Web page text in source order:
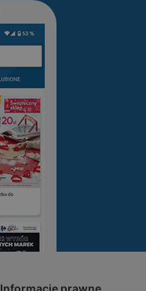
Informacje prawne